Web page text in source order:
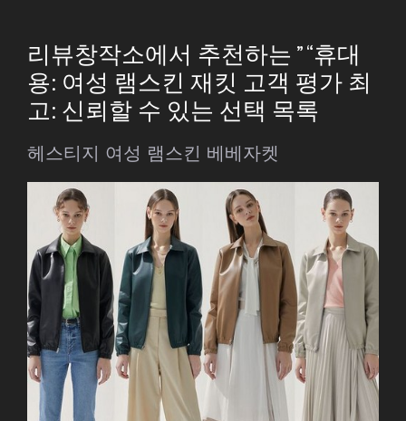
리뷰창작소에서 추천하는 ” “휴대
용: 여성 램스킨 재킷 고객 평가 최
고: 신뢰할 수 있는 선택 목록
헤스티지 여성 램스킨 베베자켓